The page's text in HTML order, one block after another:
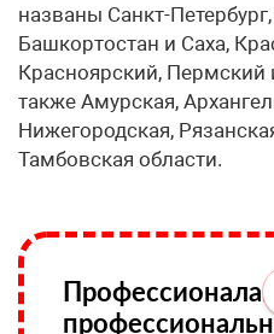
названы Санкт-
Башкортостан и Саха,
Красноярский, Пермский
также Амурская,
Нижегородская,
Тамбовская области.